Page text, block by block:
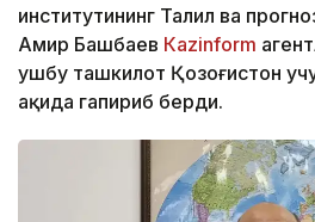
институтининг Таҳлил ва
Амир Башбаев Кazinform
ушбу ташкилот Қозоғистон
ҳақида гапириб берди.